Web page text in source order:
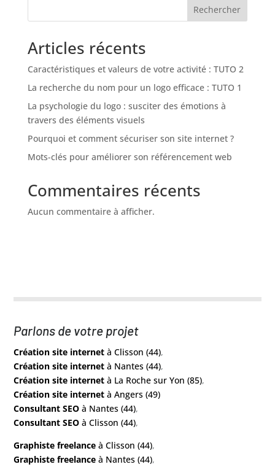
Rechercher
Articles récents
Caractéristiques et valeurs de votre activité : TUTO 2
La recherche du nom pour un logo efficace : TUTO 1
La psychologie du logo : susciter des émotions à
travers des éléments visuels
Pourquoi et comment sécuriser son site internet ?
Mots-clés pour améliorer son référencement web
Commentaires récents
Aucun commentaire à afficher.
Parlons de votre projet
Création site internet à Clisson (44),
Création site internet à Nantes (44),
Création site internet à La Roche sur Yon (85),
Création site internet à Angers (49)
Consultant SEO à Nantes (44),
Consultant SEO à Clisson (44),
Graphiste freelance à Clisson (44),
Graphiste freelance à Nantes (44),